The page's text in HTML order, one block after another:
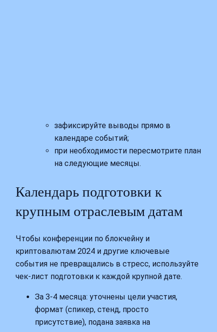
зафиксируйте выводы прямо в
календаре событий;
при необходимости пересмотрите план
на следующие месяцы.
Календарь подготовки к
крупным отраслевым датам
Чтобы конференции по блокчейну и
криптовалютам 2024 и другие ключевые
события не превращались в стресс, используйте
чек‑лист подготовки к каждой крупной дате.
За 3-4 месяца: уточнены цели участия,
формат (спикер, стенд, просто
присутствие), подана заявка на